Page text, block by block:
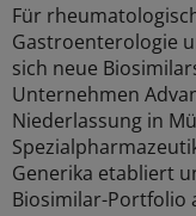
Für
Gastroenterologie
sich neue
Unternehmen
Niederlassung in
Generika etabliert
Biosimilar-Portfolio